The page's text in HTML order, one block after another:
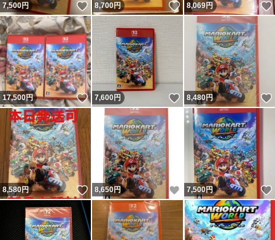
7,500円 いいね！
8,700円 いいね！
8,069円
17,500円 いいね！
7,600円 いいね！
8,480円
8,580円 いいね！
8,650円 いいね！
7,500円